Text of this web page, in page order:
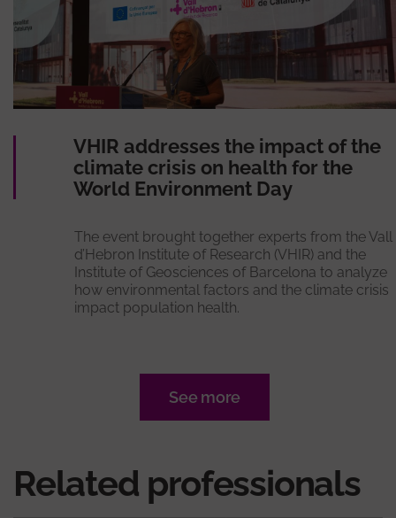
VHIR addresses the impact of the
climate crisis on health for the
World Environment Day
The event brought together experts from the Vall
d’Hebron Institute of Research (VHIR) and the
Institute of Geosciences of Barcelona to analyze
how environmental factors and the climate crisis
impact population health.
See more
Related professionals